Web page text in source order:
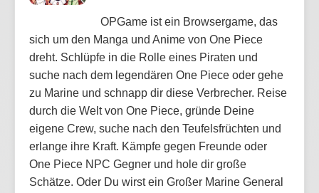
OPGame ist ein Browsergame, das
sich um den Manga und Anime von One Piece
dreht. Schlüpfe in die Rolle eines Piraten und
suche nach dem legendären One Piece oder gehe
zu Marine und schnapp dir diese Verbrecher. Reise
durch die Welt von One Piece, gründe Deine
eigene Crew, suche nach den Teufelsfrüchten und
erlange ihre Kraft. Kämpfe gegen Freunde oder
One Piece NPC Gegner und hole dir große
Schätze. Oder Du wirst ein Großer Marine General